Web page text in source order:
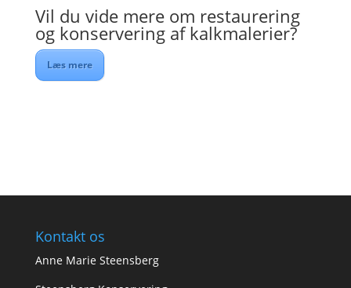
Vil du vide mere om restaurering
og konservering af kalkmalerier?
Læs mere
Kontakt os
Anne Marie Steensberg